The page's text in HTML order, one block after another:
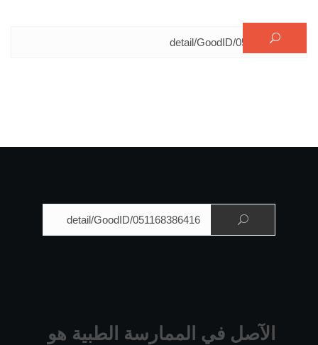
البحث عن:
الآصل في الممارسة الطبية هو